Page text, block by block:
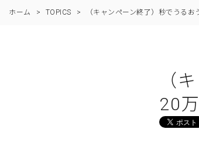
ホーム > TOPICS > （キャンペーン終了）秒でうる
（
20